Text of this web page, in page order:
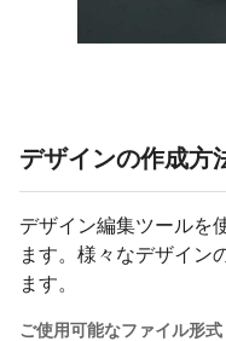
デザインの作成方
デザイン編集ツールを
ます。様々なデザイン
ます。
ご使用可能なファイル形式